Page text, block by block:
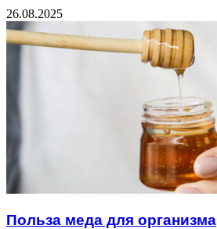
26.08.2025
Польза меда для организма